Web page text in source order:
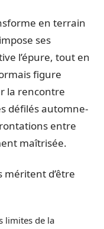
en terrain
ses
l’épure, tout en
figure
la rencontre
défilés automne-
entre
maîtrisée.
méritent d’être
limites de la